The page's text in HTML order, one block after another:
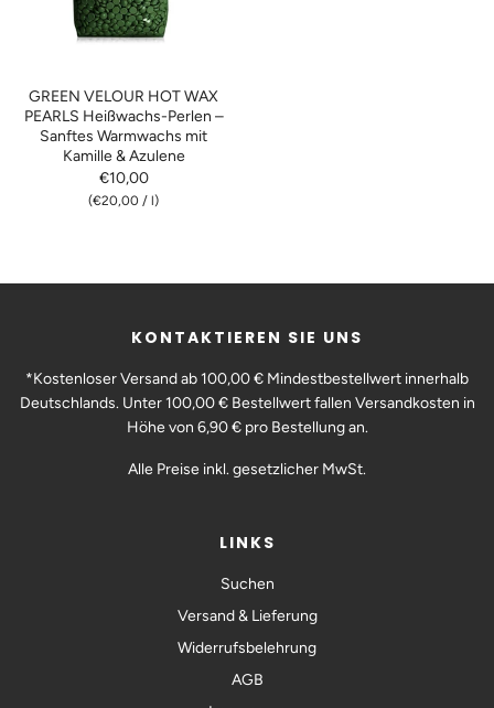
GREEN VELOUR HOT WAX
PEARLS Heißwachs-Perlen –
Sanftes Warmwachs mit
Kamille & Azulene
€10,00
(€20,00 / l)
KONTAKTIEREN SIE UNS
*Kostenloser Versand ab 100,00 € Mindestbestellwert innerhalb
Deutschlands. Unter 100,00 € Bestellwert fallen Versandkosten in
Höhe von 6,90 € pro Bestellung an.
Alle Preise inkl. gesetzlicher MwSt.
LINKS
Suchen
Versand & Lieferung
Widerrufsbelehrung
AGB